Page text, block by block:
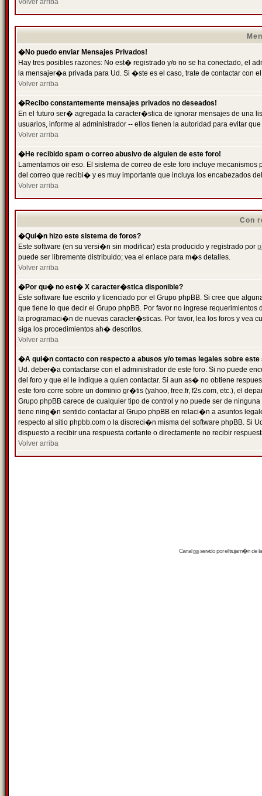
Volver arriba
�No puedo enviar Mensajes Privados!
Hay tres posibles razones: No est� registrado y/o no se ha conectado, el
la mensajer�a privada para Ud. Si �ste es el caso, trate de contactar con
Volver arriba
�Recibo constantemente mensajes privados no deseados!
En el futuro ser� agregada la caracter�stica de ignorar mensajes de una
usuarios, informe al administrador -- ellos tienen la autoridad para evitar
Volver arriba
�He recibido spam o correo abusivo de alguien de este foro!
Lamentamos oir eso. El sistema de correo de este foro incluye
del correo que recibi� y es muy importante que incluya los encabezados
Volver arriba
Con
�Qui�n hizo este sistema de foros?
Este software (en su versi�n sin modificar) esta producido y registrado por
puede ser libremente distribuido; vea el enlace para m�s detalles.
Volver arriba
�Por qu� no est� X caracter�stica disponible?
Este software fue escrito y licenciado por el Grupo phpBB. Si cree que
que tiene lo que decir el Grupo phpBB. Por favor no ingrese
la programaci�n de nuevas caracter�sticas. Por favor, lea los foros y vea
siga los procedimientos ah� descritos.
Volver arriba
�A qui�n contacto con respecto a abusos y/o temas legales sobre este
Ud. deber�a contactarse con el administrador de este foro. Si no puede
del foro y que el le indique a quien contactar. Si aun as� no obtiene
este foro corre sobre un dominio gr�tis (yahoo, free.fr, f2s.com, etc.), el
Grupo phpBB carece de cualquier tipo de control y no puede ser de
tiene ning�n sentido contactar al Grupo phpBB en relaci�n a asuntos
respecto al sitio phpbb.com o la discreci�n misma del software phpBB. Si
dispuesto a recibir una respuesta cortante o directamente no recibir
Volver arriba
Canalrssservido por eltrujam�nde